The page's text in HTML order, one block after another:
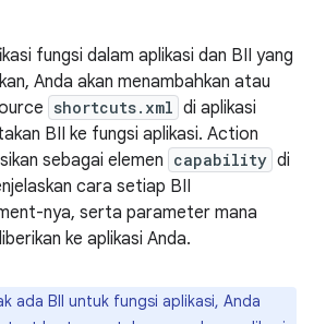
fungsi dalam aplikasi dan BII yang
Anda akan menambahkan atau
shortcuts.xml di aplikasi
BII ke fungsi aplikasi. Action
sebagai elemen capability di
cara setiap BII
nya, serta parameter mana
ke aplikasi Anda.
ada BII untuk fungsi aplikasi, Anda